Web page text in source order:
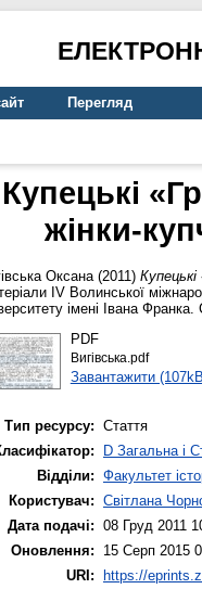
Перегляд
Купецькі
жінки-
Оксана(2011)
IV Волинської
імені Івана
PDF
Вигівська.pdf
Завантажити
Тип ресурсу: Стаття
D Загальна і
Відділи: Факультет
Користувач: Світлана
Дата подачі: 08 Груд 2011
Оновлення:
15 Серп 2015
URI:
https://